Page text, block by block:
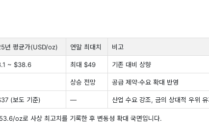
년 평균가(USD/oz) 연말 최대치 비고
~ $38.6 최대 $49 기존 대비 상향
상승 전망 공급 제약·수요 확대 반영
(보도 기준) — 산업 수요 강조, 금의 상대적 우위
oz로 사상 최고치를 기록한 후 변동성 확대 국면입니다.